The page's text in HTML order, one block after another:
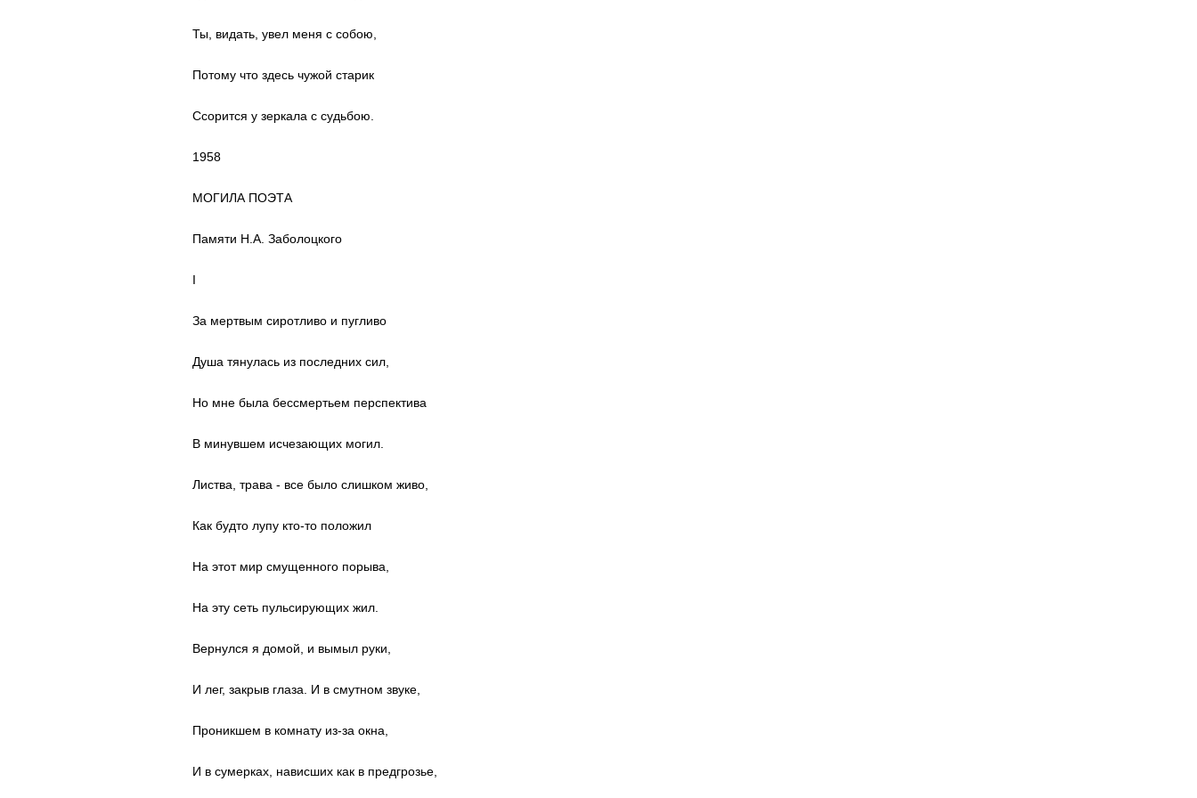
Ты, видать, увел меня с собою,
Потому что здесь чужой старик
Ссорится у зеркала с судьбою.
1958
МОГИЛА ПОЭТА
Памяти Н.А. Заболоцкого
I
За мертвым сиротливо и пугливо
Душа тянулась из последних сил,
Но мне была бессмертьем перспектива
В минувшем исчезающих могил.
Листва, трава - все было слишком живо,
Как будто лупу кто-то положил
На этот мир смущенного порыва,
На эту сеть пульсирующих жил.
Вернулся я домой, и вымыл руки,
И лег, закрыв глаза. И в смутном звуке,
Проникшем в комнату из-за окна,
И в сумерках, нависших как в предгрозье,